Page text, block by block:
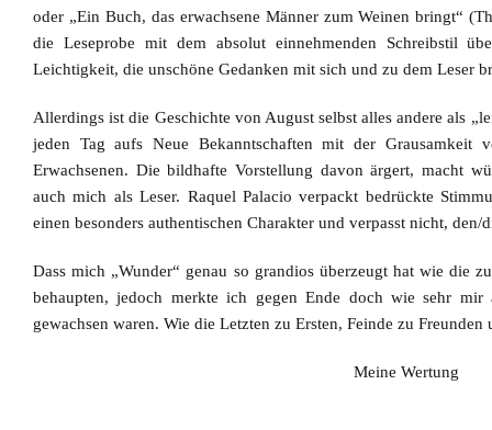
oder „Ein Buch, das erwachsene Männer zum Weinen bringt“
die Leseprobe mit dem absolut einnehmenden Schreibstil
Leichtigkeit, die unschöne Gedanken mit sich und zu dem Leser
Allerdings ist die Geschichte von August selbst alles andere als
jeden Tag aufs Neue Bekanntschaften mit der Grausamkeit
Erwachsenen. Die bildhafte Vorstellung davon ärgert, macht
auch mich als Leser. Raquel Palacio verpackt bedrückte
einen besonders authentischen Charakter und verpasst nicht, den/
Dass mich „Wunder“ genau so grandios überzeugt hat wie die
behaupten, jedoch merkte ich gegen Ende doch wie sehr mir
gewachsen waren. Wie die Letzten zu Ersten, Feinde zu
Meine Wertung